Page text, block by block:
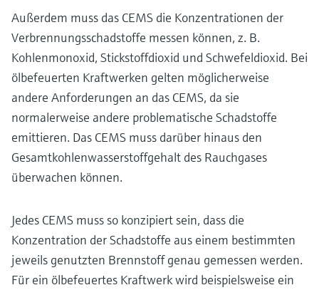
Außerdem muss das CEMS die Konzentrationen der
Verbrennungsschadstoffe messen können, z. B.
Kohlenmonoxid, Stickstoffdioxid und Schwefeldioxid. Bei
ölbefeuerten Kraftwerken gelten möglicherweise
andere Anforderungen an das CEMS, da sie
normalerweise andere problematische Schadstoffe
emittieren. Das CEMS muss darüber hinaus den
Gesamtkohlenwasserstoffgehalt des Rauchgases
überwachen können.
Jedes CEMS muss so konzipiert sein, dass die
Konzentration der Schadstoffe aus einem bestimmten
jeweils genutzten Brennstoff genau gemessen werden.
Für ein ölbefeuertes Kraftwerk wird beispielsweise ein